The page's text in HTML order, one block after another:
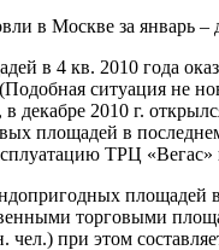
в Москве за январь –
в 4 кв. 2010 года
ситуация не
декабре 2010 г.
площадей в
ТРЦ
площадей
торговыми
при этом